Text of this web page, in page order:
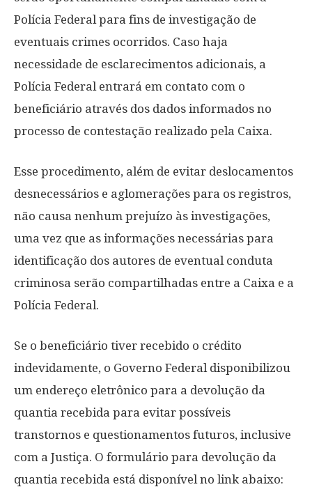
Polícia Federal para fins de investigação de
eventuais crimes ocorridos. Caso haja
necessidade de esclarecimentos adicionais, a
Polícia Federal entrará em contato com o
beneficiário através dos dados informados no
processo de contestação realizado pela Caixa.
Esse procedimento, além de evitar deslocamentos
desnecessários e aglomerações para os registros,
não causa nenhum prejuízo às investigações,
uma vez que as informações necessárias para
identificação dos autores de eventual conduta
criminosa serão compartilhadas entre a Caixa e a
Polícia Federal.
Se o beneficiário tiver recebido o crédito
indevidamente, o Governo Federal disponibilizou
um endereço eletrônico para a devolução da
quantia recebida para evitar possíveis
transtornos e questionamentos futuros, inclusive
com a Justiça. O formulário para devolução da
quantia recebida está disponível no link abaixo: